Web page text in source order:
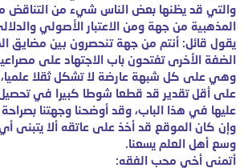
والتي قد يظنها بعض الناس شيء من التناقض
المذهبية من جهة ومن الاعتبار الأصولي
يقول قائل: أنتم من جهة تنحصرون بين مضايق
الضفة الأخرى تفتحون باب الاجتهاد على
وهي على كل شبهة عارضة لا تشكل ثقلا
على أقل تقدير قد قطعا شوطا كبيرا في
عليها في هذا الباب، وقد أوضحنا وجهتنا
وإن كان الموقع قد أخذ على عاتقه ألا يتبنى
وسع أهل العلم يسعنا.
أتمنى أخي محب الفقه: